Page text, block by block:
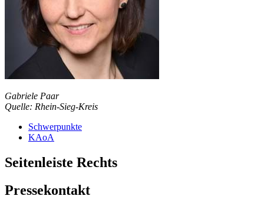
Gabriele Paar
Quelle: Rhein-Sieg-Kreis
Schwerpunkte
KAoA
Seitenleiste Rechts
Pressekontakt